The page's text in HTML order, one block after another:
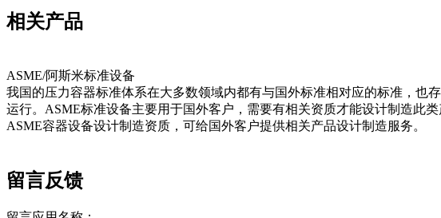
相关产品
ASME/阿斯米标准设备
我国的压力容器标准体系在大多数领域内都有与国外标准相对应的标准，也
运行。ASME标准设备主要用于国外客户，需要有相关资质才能设计制造此
ASME容器设备设计制造资质，可给国外客户提供相关产品设计制造服务。
留言反馈